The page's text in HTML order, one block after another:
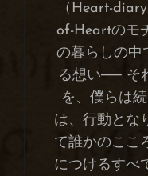
（Heart-
of-Heartのモ
の暮らしの中
る想い── そ
を、僕らは
は、行動とな
て誰かのここ
につけるすべ